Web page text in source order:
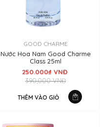
GOOD CHARME
Nước Hoa Nam Good Charme
Class 25ml
250.000₫ VNĐ
390,000 VNĐ
THÊM VÀO GIỎ